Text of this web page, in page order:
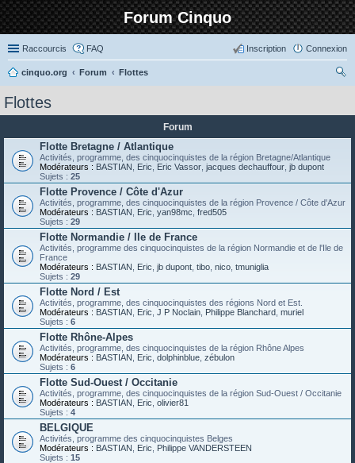
Forum Cinquo
Raccourcis FAQ Connexion
Inscription
cinquo.org Forum
Flottes
Flottes
Forum
Flotte Bretagne / Atlantique
Activités, programme, des cinquocinquistes de la région Bretagne/Atlantique
Modérateurs : BASTIAN Eric Eric Vassor jacques dechauffour jb dupont
Sujets : 25
Flotte Provence / Côte d'Azur
Activités, programme, des cinquocinquistes de la région Provence / Côte d'Azur
Modérateurs : BASTIAN Eric yan98mc fred505
Sujets : 29
Flotte Normandie / Ile de France
Activités, programme des cinquocinquistes de la région Normandie et de l'Ile de
France
Modérateurs : BASTIAN Eric jb dupont tibo nico tmuniglia
Sujets : 29
Flotte Nord / Est
Activités, programme, des cinquocinquistes des régions Nord et Est.
Modérateurs : BASTIAN Eric J P Noclain Philippe Blanchard muriel
Sujets : 6
Flotte Rhône-Alpes
Activités, programme, des cinquocinquistes de la région Rhône Alpes
Modérateurs : BASTIAN Eric dolphinblue zébulon
Sujets : 6
Flotte Sud-Ouest / Occitanie
Activités, programme, des cinquocinquistes de la région Sud-Ouest / Occitanie
Modérateurs : BASTIAN Eric olivier81
Sujets : 4
BELGIQUE
Activités, programme des cinquocinquistes Belges
Modérateurs : BASTIAN Eric
Philippe VANDERSTEEN
Sujets : 15